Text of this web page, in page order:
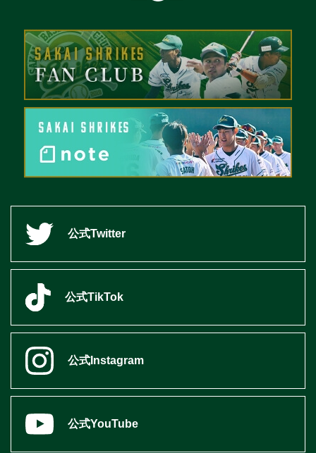
公式Twitter
公式TikTok
公式Instagram
公式YouTube